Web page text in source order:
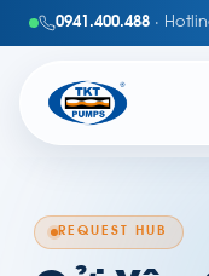
0941.400.488 ·
REQUEST HUB